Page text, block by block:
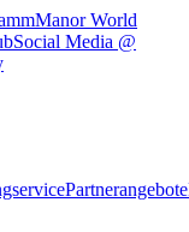
Manor World
Social Media @
Partnerangebote